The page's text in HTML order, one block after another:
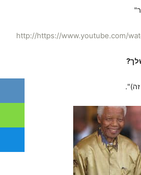
http://https://www.youtube.com/